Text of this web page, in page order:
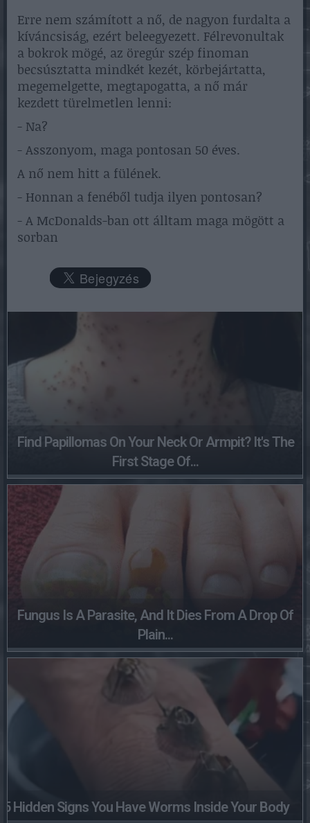
Erre nem számított a nő, de nagyon furdalta a
kíváncsiság, ezért beleegyezett. Félrevonultak
a bokrok mögé, az öregúr szép finoman
becsúsztatta mindkét kezét, körbejártatta,
megemelgette, megtapogatta, a nő már
kezdett türelmetlen lenni:
- Na?
- Asszonyom, maga pontosan 50 éves.
A nő nem hitt a fülének.
- Honnan a fenéből tudja ilyen pontosan?
- A McDonalds-ban ott álltam maga mögött a
sorban
Find Papillomas On Your Neck Or Armpit? It's The
First Stage Of...
Fungus Is A Parasite, And It Dies From A Drop Of
Plain...
5 Hidden Signs You Have Worms Inside Your Body